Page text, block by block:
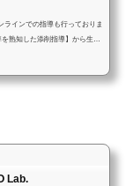
ラインでの指導も行っておりま
熟知した添削指導】から生ま
Lab.